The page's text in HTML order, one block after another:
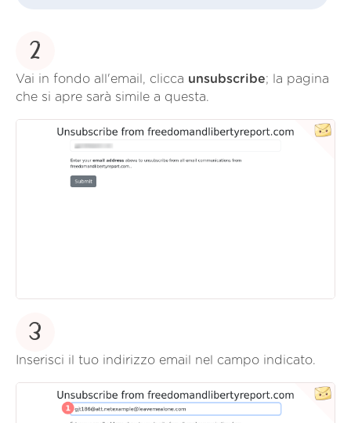
2
Vai in fondo all'email, clicca unsubscribe; la pagina
che si apre sarà simile a questa.
3
Inserisci il tuo indirizzo email nel campo indicato.